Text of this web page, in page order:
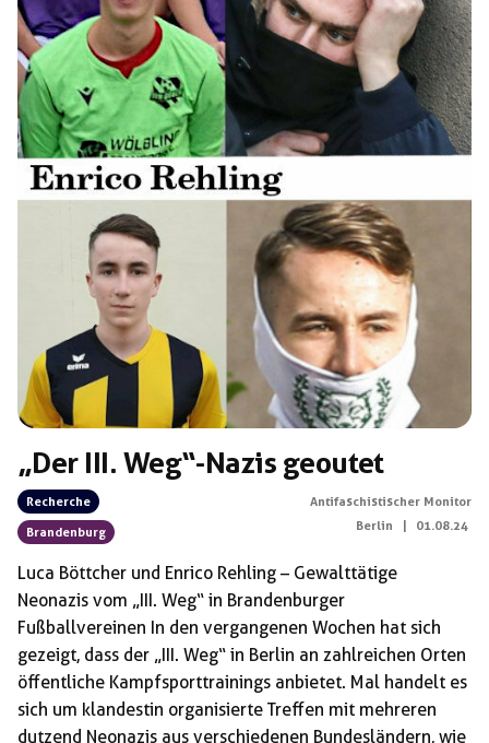
handelt es sich dabei um Luca Böttcher aus Bliesdorf.
Bereits im Jahr zuvor hatte er versucht die […]
„Der III. Weg“-Nazis geoutet
Recherche
Brandenburg
Antifaschistischer Monitor
Berlin
01.08.24
Luca Böttcher und Enrico Rehling – Gewalttätige
Neonazis vom „III. Weg“ in Brandenburger
Fußballvereinen In den vergangenen Wochen hat sich
gezeigt, dass der „III. Weg“ in Berlin an zahlreichen Orten
öffentliche Kampfsporttrainings anbietet. Mal handelt es
sich um klandestin organisierte Treffen mit mehreren
dutzend Neonazis aus verschiedenen Bundesländern, wie